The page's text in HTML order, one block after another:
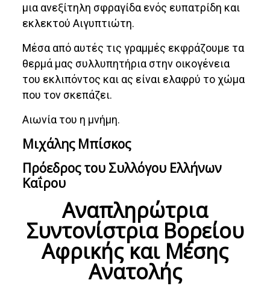
μια ανεξίτηλη σφραγίδα ενός ευπατρίδη και
εκλεκτού Αιγυπτιώτη.
Μέσα από αυτές τις γραμμές εκφράζουμε τα
θερμά μας συλλυπητήρια στην οικογένεια
του εκλιπόντος και ας είναι ελαφρύ το χώμα
που τον σκεπάζει.
Αιωνία του η μνήμη.
Μιχάλης Μπίσκος
Πρόεδρος του Συλλόγου Ελλήνων
Καΐρου
Αναπληρώτρια
Συντονίστρια Βορείου
Αφρικής και Μέσης
Ανατολής